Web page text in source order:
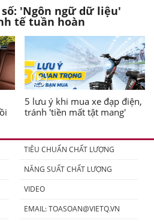
'Ngôn ngữ dữ liệu'
tế tuần hoàn
5 lưu ý khi mua xe đạp điện,
tránh 'tiền mất tật mang'
TIÊU CHUẨN CHẤT LƯỢNG
NĂNG SUẤT CHẤT LƯỢNG
VIDEO
EMAIL:TOASOAN@VIETQ.VN